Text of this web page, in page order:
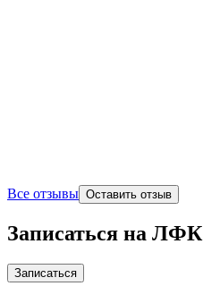
Все отзывы Оставить отзыв
Записаться на ЛФК
Записаться